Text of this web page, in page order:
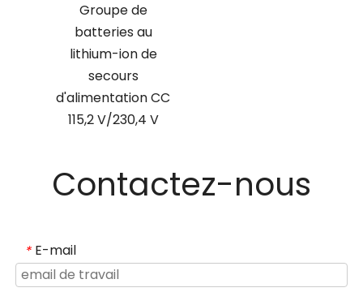
Groupe de
batteries au
lithium-ion de
secours
d'alimentation CC
115,2 V/230,4 V
Contactez-nous
* E-mail